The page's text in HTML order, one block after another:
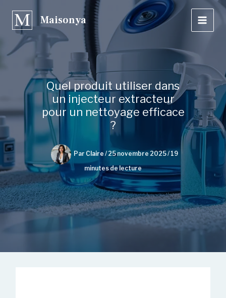
contenu
Maisonya
Quel produit utiliser dans
un injecteur extracteur
pour un nettoyage efficace
?
Par Claire / 25 novembre 2025/19
minutes de lecture